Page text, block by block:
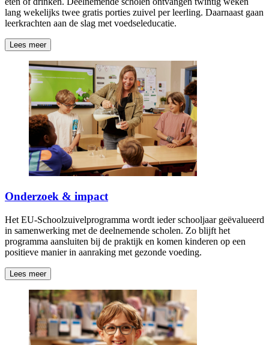
lang wekelijks twee gratis porties zuivel per leerling. Daarnaast gaan
leerkrachten aan de slag met voedseleducatie.
Lees meer
Onderzoek & impact
Het EU-Schoolzuivelprogramma wordt ieder schooljaar geëvalueerd
in samenwerking met de deelnemende scholen. Zo blijft het
programma aansluiten bij de praktijk en komen kinderen op een
positieve manier in aanraking met gezonde voeding.
Lees meer